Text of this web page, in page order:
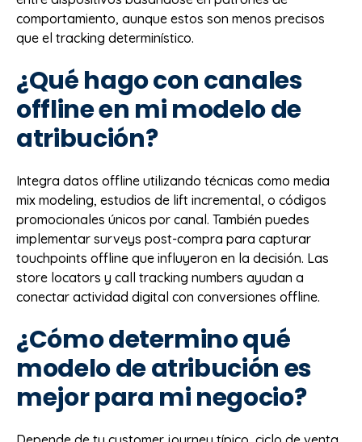
comportamiento, aunque estos son menos precisos
que el tracking determinístico.
¿Qué hago con canales
offline en mi modelo de
atribución?
Integra datos offline utilizando técnicas como media
mix modeling, estudios de lift incremental, o códigos
promocionales únicos por canal. También puedes
implementar surveys post-compra para capturar
touchpoints offline que influyeron en la decisión. Las
store locators y call tracking numbers ayudan a
conectar actividad digital con conversiones offline.
¿Cómo determino qué
modelo de atribución es
mejor para mi negocio?